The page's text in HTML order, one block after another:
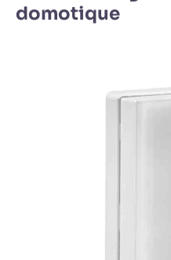
domotique